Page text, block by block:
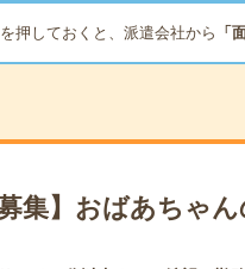
押しておくと、派遣会社から 「
集】おばあちゃ